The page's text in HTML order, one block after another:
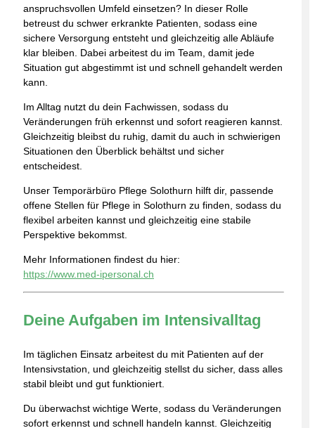
anspruchsvollen Umfeld einsetzen? In dieser Rolle
betreust du schwer erkrankte Patienten, sodass eine
sichere Versorgung entsteht und gleichzeitig alle Abläufe
klar bleiben. Dabei arbeitest du im Team, damit jede
Situation gut abgestimmt ist und schnell gehandelt werden
kann.
Im Alltag nutzt du dein Fachwissen, sodass du
Veränderungen früh erkennst und sofort reagieren kannst.
Gleichzeitig bleibst du ruhig, damit du auch in schwierigen
Situationen den Überblick behältst und sicher
entscheidest.
Unser Temporärbüro Pflege Solothurn hilft dir, passende
offene Stellen für Pflege in Solothurn zu finden, sodass du
flexibel arbeiten kannst und gleichzeitig eine stabile
Perspektive bekommst.
Mehr Informationen findest du hier:
https://www.med-ipersonal.ch
Deine Aufgaben im Intensivalltag
Im täglichen Einsatz arbeitest du mit Patienten auf der
Intensivstation, und gleichzeitig stellst du sicher, dass alles
stabil bleibt und gut funktioniert.
Du überwachst wichtige Werte, sodass du Veränderungen
sofort erkennst und schnell handeln kannst. Gleichzeitig